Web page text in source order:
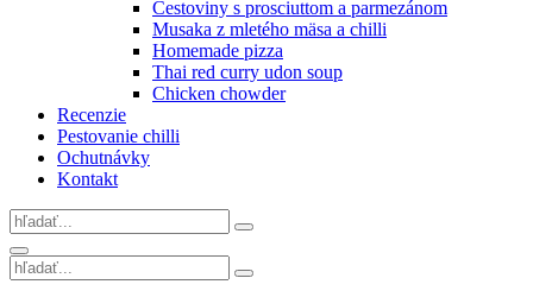
Cestoviny s prosciuttom a parmezánom
Musaka z mletého mäsa a chilli
Homemade pizza
Thai red curry udon soup
Chicken chowder
Recenzie
Pestovanie chilli
Ochutnávky
Kontakt
Search
for:
Search
Search
for: